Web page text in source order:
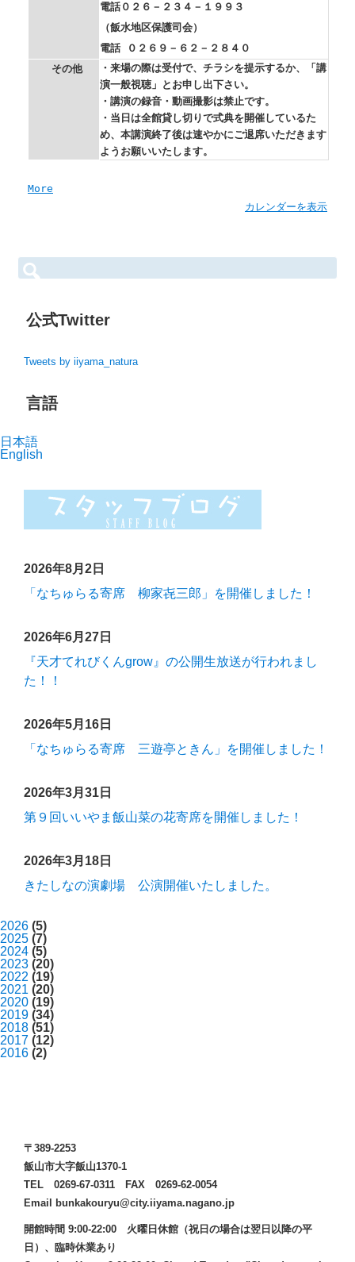
電話０２６－２３４－１９９３
（飯水地区保護司会）
電話 ０２６９－６２－２８４０
その他
・来場の際は受付で、チラシを提示するか、「講
演一般視聴」とお申し出下さい。
・講演の録音・動画撮影は禁止です。
・当日は全館貸し切りで式典を開催しているた
め、本講演終了後は速やかにご退席いただきます
ようお願いいたします。
More
t
l
カレンダーを表示
検
索:
公式Twitter
Tweets by iiyama_natura
言語
日本語
English
2026年8月2日
「なちゅらる寄席 柳家㐂三郎」を開催しました！
2026年6月27日
『天才てれびくんgrow』の公開生放送が行われまし
た！！
2026年5月16日
「なちゅらる寄席 三遊亭ときん」を開催しました！
2026年3月31日
第９回いいやま飯山菜の花寄席を開催しました！
2026年3月18日
きたしなの演劇場 公演開催いたしました。
2026 (5)
2025 (7)
2024 (5)
2023 (20)
2022 (19)
2021 (20)
2020 (19)
2019 (34)
2018 (51)
2017 (12)
2016 (2)
〒389-2253
飯山市大字飯山1370-1
TEL 0269-67-0311 FAX 0269-62-0054
Email bunkakouryu@city.iiyama.nagano.jp
開館時間 9:00-22:00 火曜日休館（祝日の場合は翌日以降の平
日）、臨時休業あり